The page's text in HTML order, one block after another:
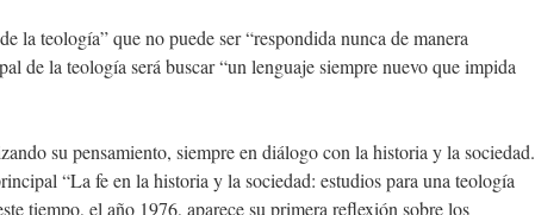
la teología” que no puede ser “respondida nunca de manera
de la teología será buscar “un lenguaje siempre nuevo que impida
su pensamiento, siempre en diálogo con la historia y la sociedad.
“La fe en la historia y la sociedad: estudios para una teología
tiempo, el año 1976, aparece su primera reflexión sobre los